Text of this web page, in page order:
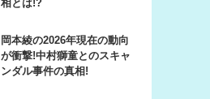
相とは!?
岡本綾の2026年現在の動向
が衝撃!中村獅童とのスキャ
ンダル事件の真相!